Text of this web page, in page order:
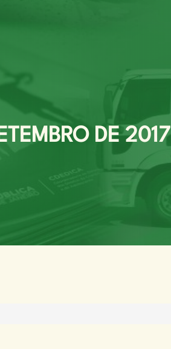
DE 2017